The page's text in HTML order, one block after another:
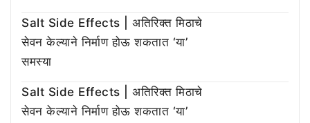
Salt Side Effects | अतिरिक्त मिठाचे
सेवन केल्याने निर्माण होऊ शकतात ‘या’
समस्या
Salt Side Effects | अतिरिक्त मिठाचे
सेवन केल्याने निर्माण होऊ शकतात ‘या’